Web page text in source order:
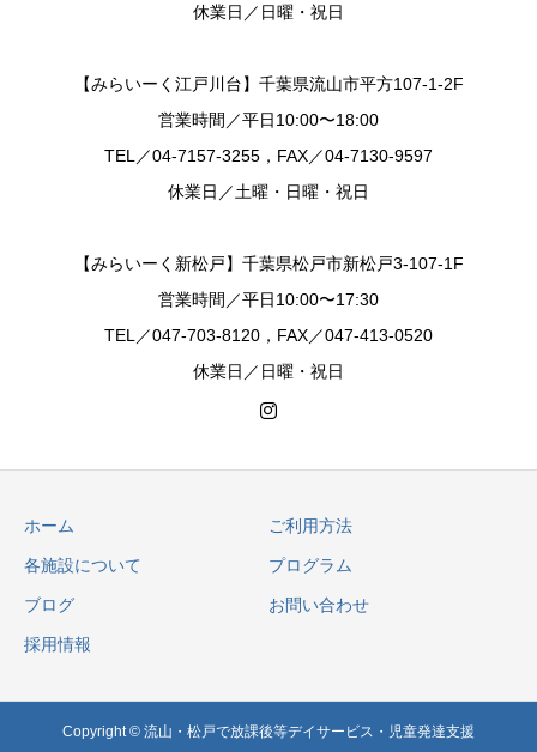
休業日／日曜・祝日
【みらいーく江戸川台】千葉県流山市平方107-1-2F
営業時間／平日10:00〜18:00
TEL／04-7157-3255，FAX／04-7130-9597
休業日／土曜・日曜・祝日
【みらいーく新松戸】千葉県松戸市新松戸3-107-1F
営業時間／平日10:00〜17:30
TEL／047-703-8120，FAX／047-413-0520
休業日／日曜・祝日
ホーム ご利用方法
各施設について プログラム
ブログ お問い合わせ
採用情報
Copyright © 流山・松戸で放課後等デイサービス・児童発達支援